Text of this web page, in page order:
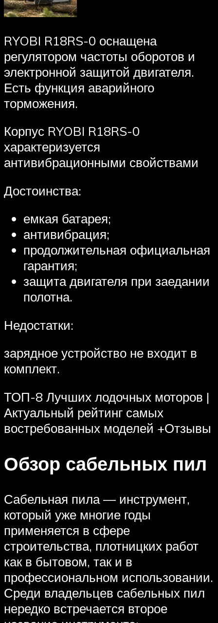
RYOBI R18RS-0 оснащена
регулятором частоты оборотов и
электронной защитой двигателя.
Есть функция аварийного
торможения.
Корпус RYOBI R18RS-0
характеризуется
антивибрационными свойствами
Достоинства:
емкая батарея;
антивибрация;
продолжительная официальная
гарантия;
защита двигателя при заедании
полотна.
Недостатки:
зарядное устройство не входит в
комплект.
ТОП-8 Лучших лодочных моторов |
Актуальный рейтинг самых
востребованных моделей +Отзывы
Обзор сабельных пил
Сабельная пила — инструмент,
который уже многие годы
применяется в сфере
строительства, плотницких работ
как в бытовом, так и в
профессиональном использовании.
Среди владельцев сабельных пил
нередко встречается второе